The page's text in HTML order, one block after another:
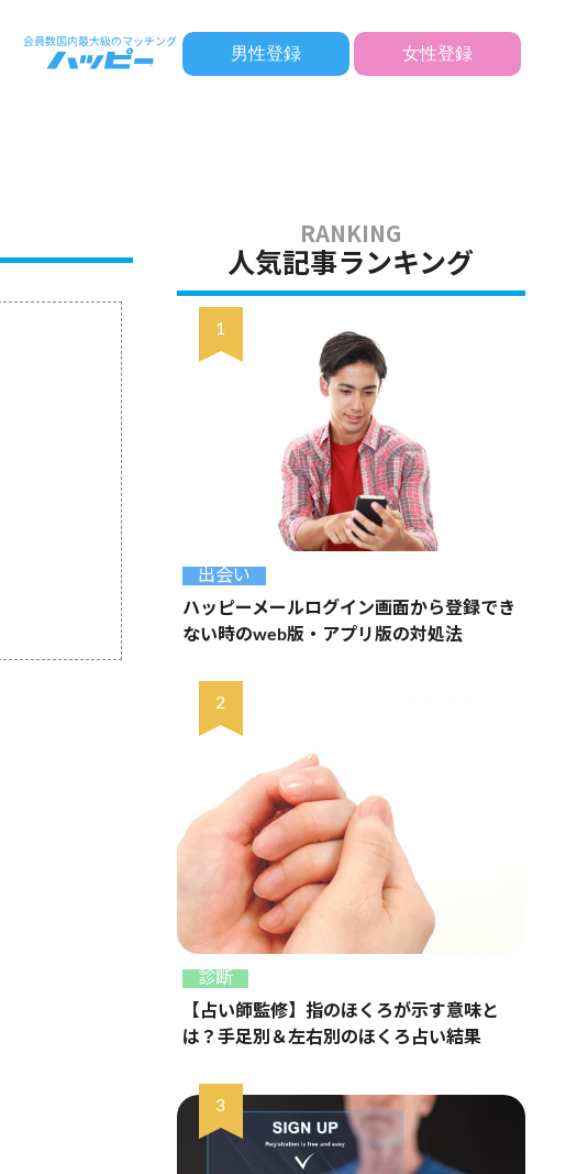
男性登録 女性登録
人気記事ランキング
出会い
ハッピーメールログイン画面から登録でき
ない時のweb版・アプリ版の対処法
診断
【占い師監修】指のほくろが示す意味と
は？手足別＆左右別のほくろ占い結果